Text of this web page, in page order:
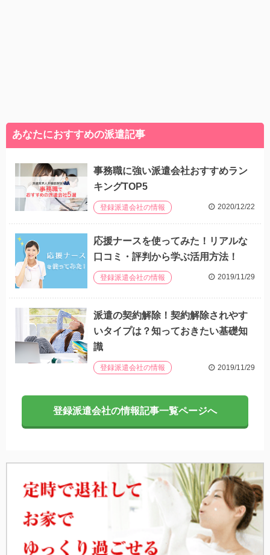
あなたにおすすめの派遣記事
事務職に強い派遣会社おすすめラン
キングTOP5
登録派遣会社の情報 2020/12/22
応援ナースを使ってみた！リアルな
口コミ・評判から学ぶ活用方法！
登録派遣会社の情報 2019/11/29
派遣の契約解除！契約解除されやす
いタイプは？知っておきたい基礎知
識
登録派遣会社の情報 2019/11/29
登録派遣会社の情報記事一覧ページへ